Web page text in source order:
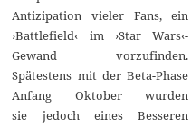
Antizipation vieler Fans, ein
›Battlefield‹ im ›Star Wars‹-
Gewand vorzufinden.
Spätestens mit der Beta-Phase
Anfang Oktober wurden
sie jedoch eines Besseren